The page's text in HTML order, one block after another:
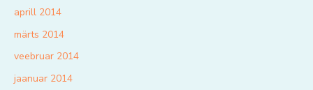
aprill 2014
märts 2014
veebruar 2014
jaanuar 2014